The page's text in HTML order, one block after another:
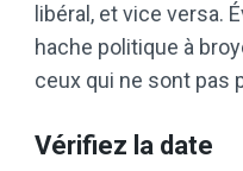
libéral, et vice versa.
hache politique à
ceux qui ne sont pas
Vérifiez la date